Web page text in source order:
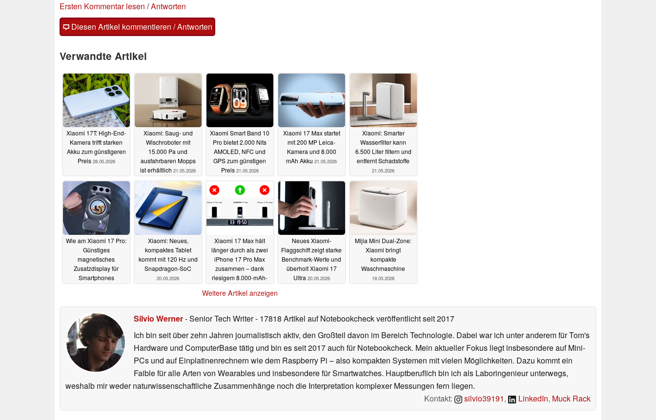
Ersten Kommentar lesen /Antworten
Diesen Artikel kommentieren / Antworten
Verwandte Artikel
Xiaomi 17T: High-End-
Kamera trifft starken
Akku zum günstigeren
Preis 28.05.2026
Xiaomi: Saug- und
Wischroboter mit
15.000 Pa und
ausfahrbaren Mopps
ist erhältlich 21.05.2026
Xiaomi Smart Band 10
Pro bietet 2.000 Nits
AMOLED, NFC und
GPS zum günstigen
Preis 21.05.2026
Xiaomi 17 Max startet
mit 200 MP Leica-
Kamera und 8.000
mAh Akku 21.05.2026
Xiaomi: Smarter
Wasserfilter kann
6.500 Liter filtern und
entfernt Schadstoffe
21.05.2026
Wie am Xiaomi 17 Pro:
Günstiges
magnetisches
Zusatzdisplay für
Smartphones
Xiaomi: Neues,
kompaktes Tablet
kommt mit 120 Hz und
Snapdragon-SoC
20.05.2026
Xiaomi 17 Max hält
länger durch als zwei
iPhone 17 Pro Max
zusammen – dank
riesigem 8.000-mAh-
Neues Xiaomi-
Flaggschiff zeigt starke
Benchmark-Werte und
überholt Xiaomi 17
Ultra 20.05.2026
Mijia Mini Dual-Zone:
Xiaomi bringt
kompakte
Waschmaschine
19.05.2026
Weitere Artikel anzeigen
Silvio Werner- Senior Tech Writer- 17818 Artikel auf Notebookcheck veröffentlichtseit 2017
Ich bin seit über zehn Jahren journalistisch aktiv, den Großteil davon im Bereich Technologie. Dabei war ich unter anderem für Tom's
Hardware und ComputerBase tätig und bin es seit 2017 auch für Notebookcheck. Mein aktueller Fokus liegt insbesondere auf Mini-
PCs und auf Einplatinenrechnern wie dem Raspberry Pi – also kompakten Systemen mit vielen Möglichkeiten. Dazu kommt ein
Faible für alle Arten von Wearables und insbesondere für Smartwatches. Hauptberuflich bin ich als Laboringenieur unterwegs,
weshalb mir weder naturwissenschaftliche Zusammenhänge noch die Interpretation komplexer Messungen fern liegen.
Kontakt:
silvio39191, LinkedIn, Muck Rack